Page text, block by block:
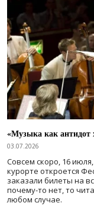
«Музыка как антидот
03.07.2026
Совсем скоро, 16
курорте откроется
заказали билеты на
почему-то нет, то
любом случае.